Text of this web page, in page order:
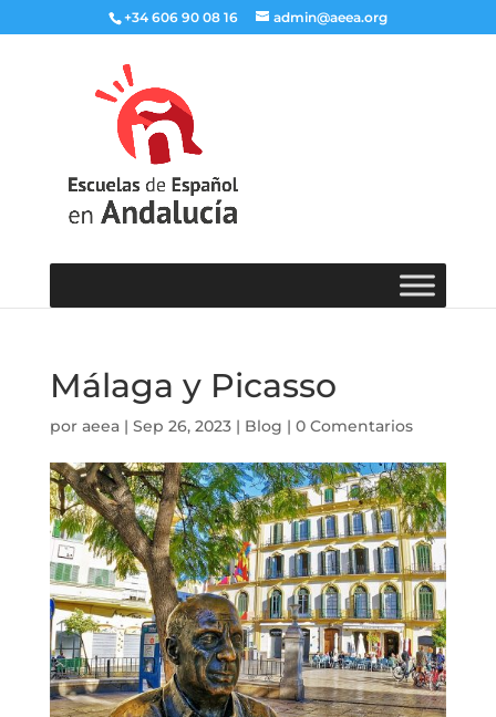
+34 606 90 08 16 admin@aeea.org
Málaga y Picasso
por aeea| Sep 26, 2023| Blog | 0 Comentarios